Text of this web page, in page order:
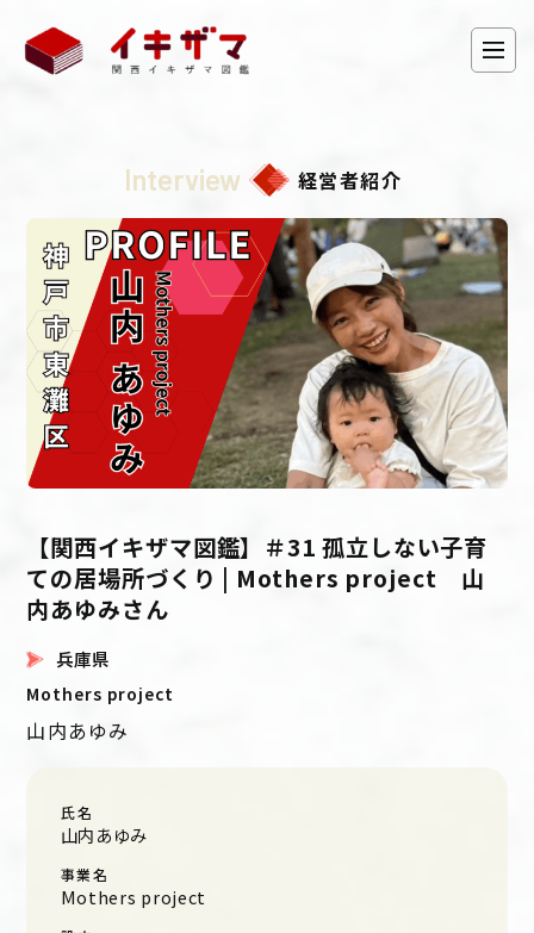
Interview 経営者紹介
【関西イキザマ図鑑】＃31 孤立しない子育
ての居場所づくり | Mothers project 山
内あゆみさん
兵庫県
Mothers project
山内あゆみ
氏名
山内あゆみ
事業名
Mothers project